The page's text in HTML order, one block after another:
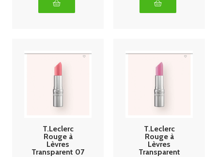
T.Leclerc
Rouge à
Lèvres
Transparent 07
T.Leclerc
Rouge à
Lèvres
Transparent